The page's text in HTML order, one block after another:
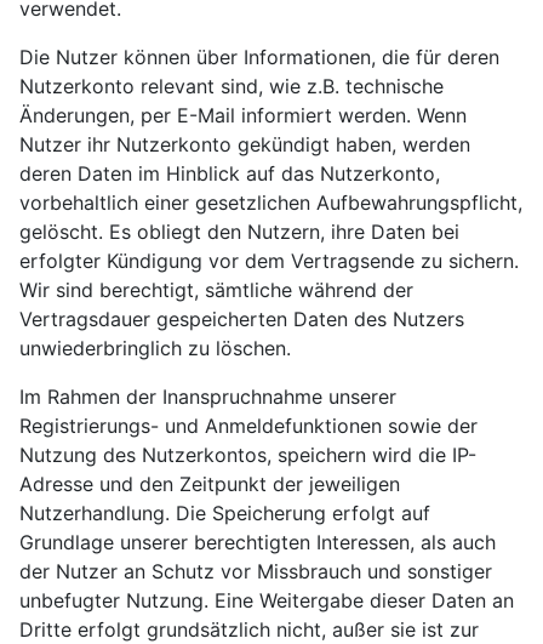
verwendet.
Die Nutzer können über Informationen, die für deren
Nutzerkonto relevant sind, wie z.B. technische
Änderungen, per E-Mail informiert werden. Wenn
Nutzer ihr Nutzerkonto gekündigt haben, werden
deren Daten im Hinblick auf das Nutzerkonto,
vorbehaltlich einer gesetzlichen Aufbewahrungspflicht,
gelöscht. Es obliegt den Nutzern, ihre Daten bei
erfolgter Kündigung vor dem Vertragsende zu sichern.
Wir sind berechtigt, sämtliche während der
Vertragsdauer gespeicherten Daten des Nutzers
unwiederbringlich zu löschen.
Im Rahmen der Inanspruchnahme unserer
Registrierungs- und Anmeldefunktionen sowie der
Nutzung des Nutzerkontos, speichern wird die IP-
Adresse und den Zeitpunkt der jeweiligen
Nutzerhandlung. Die Speicherung erfolgt auf
Grundlage unserer berechtigten Interessen, als auch
der Nutzer an Schutz vor Missbrauch und sonstiger
unbefugter Nutzung. Eine Weitergabe dieser Daten an
Dritte erfolgt grundsätzlich nicht, außer sie ist zur